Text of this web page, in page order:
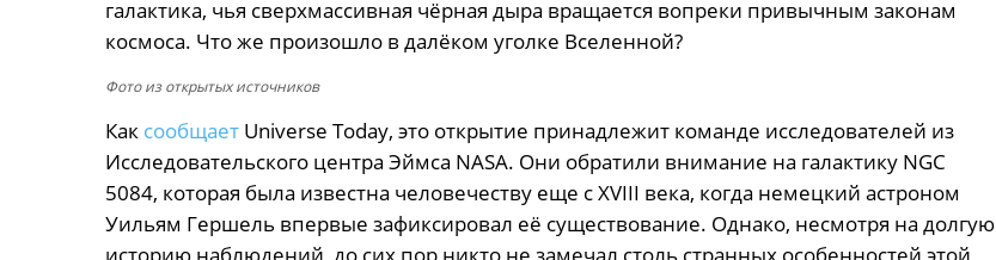
галактика, чья сверхмассивная чёрная дыра вращается вопреки привычным законам
космоса. Что же произошло в далёком уголке Вселенной?
Фото из открытых источников
Как сообщаетUniverse Today, это открытие принадлежит команде исследователей из
Исследовательского центра Эймса NASA. Они обратили внимание на галактику NGC
5084, которая была известна человечеству еще с XVIII века, когда немецкий астроном
Уильям Гершель впервые зафиксировал её существование. Однако, несмотря на долгую